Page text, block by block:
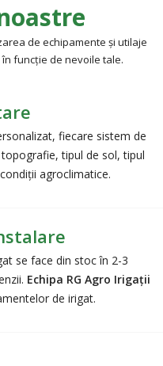
de echipamente şi utilaje
funcție de nevoile tale.
fiecare sistem de
tipul de sol, tipul
agroclimatice.
se face din stoc în 2-3
Echipa RG Agro Irigații
de irigat.